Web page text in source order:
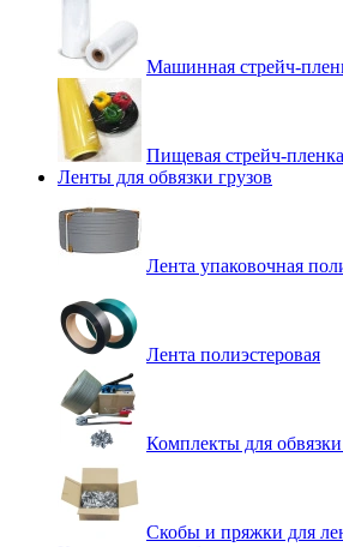
Машинная стрейч-
Пищевая стрейч-
Ленты для обвязки грузов
Лента упаковочная
Лента полиэстеровая
Комплекты для обвязки
Скобы и пряжки для